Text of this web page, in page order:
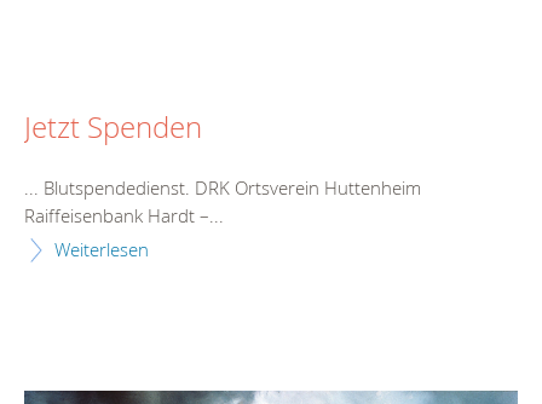
Jetzt Spenden
... Blutspendedienst. DRK Ortsverein Huttenheim
Raiffeisenbank Hardt –...
Weiterlesen